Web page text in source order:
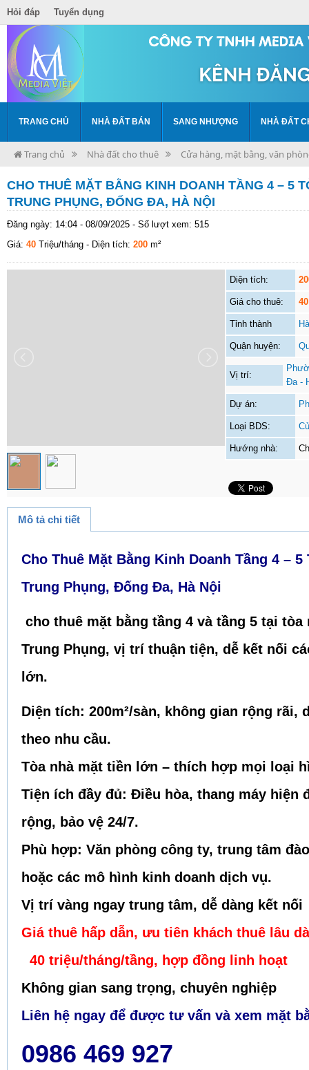
Hỏi đáp Tuyển dụng
TRANG CHỦ NHÀ ĐẤT BÁN SANG NHƯỢNG NHÀ ĐẤT
Trang chủ Nhà đất cho thuê Cửa hàng, mặt bằng, văn
CHO THUÊ MẶT BẰNG KINH DOANH TẦNG 4 – 5
TRUNG PHỤNG, ĐỐNG ĐA, HÀ NỘI
Đăng ngày: 14:04 - 08/09/2025 - Số lượt xem: 515
Giá: 40 Triệu/tháng - Diện tích: 200 m²
Diện tích:
Giá cho thuê: 40
Tỉnh thành
Quận huyện:
Vị trí:
Đa -
Dự án:
Loại BDS:
Hướng nhà:
Mô tả chi tiết
Cho Thuê Mặt Bằng Kinh Doanh Tầng 4 – 5
Trung Phụng, Đống Đa, Hà Nội
cho thuê mặt bằng tầng 4 và tầng 5 tại tòa
Trung Phụng, vị trí thuận tiện, dễ kết nối
lớn.
Diện tích: 200m²/sàn, không gian rộng rãi,
theo nhu cầu.
Tòa nhà mặt tiền lớn – thích hợp mọi loại
Tiện ích đầy đủ: Điều hòa, thang máy hiện
rộng, bảo vệ 24/7.
Phù hợp: Văn phòng công ty, trung tâm
hoặc các mô hình kinh doanh dịch vụ.
Vị trí vàng ngay trung tâm, dễ dàng kết nối
Giá thuê hấp dẫn, ưu tiên khách thuê lâu
40 triệu/tháng/tầng, hợp đồng linh hoạt
Không gian sang trọng, chuyên nghiệp
Liên hệ ngay để được tư vấn và xem mặt
0986 469 927